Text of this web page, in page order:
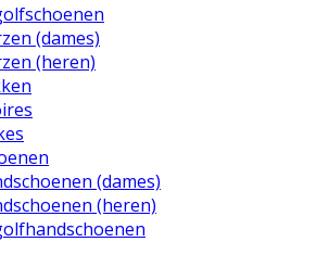
(dames)
(heren)
(dames)
(heren)